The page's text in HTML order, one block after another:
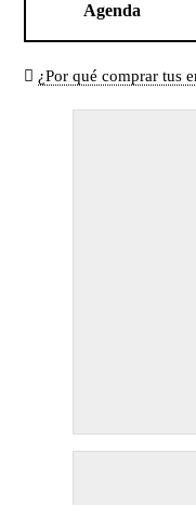
Agenda
¿Por qué comprar tus